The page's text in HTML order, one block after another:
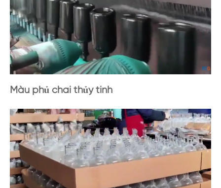
Màu phủ chai thủy tinh